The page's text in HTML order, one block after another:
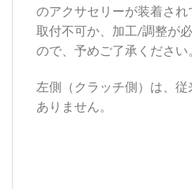
のアクサセリーが装着され
取付不可か、加工/調整が
ので、予めご了承ください
左側（クラッチ側）は、
ありません。